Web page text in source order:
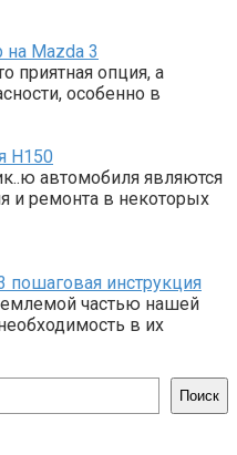
Mazda 3
приятная опция, а
особенно в
Н150
автомобиля являются
и ремонта в некоторых
пошаговая инструкция
частью нашей
в их
Поиск